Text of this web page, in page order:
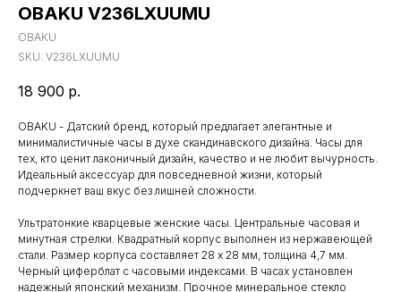
OBAKU V236LXUUMU
OBAKU
SKU: V236LXUUMU
18 900 р.
OBAKU - Датский бренд, который предлагает элегантные и
минималистичные часы в духе скандинавского дизайна. Часы для
тех, кто ценит лаконичный дизайн, качество и не любит вычурность.
Идеальный аксессуар для повседневной жизни, который
подчеркнет ваш вкус без лишней сложности.
Ультратонкие кварцевые женские часы. Центральные часовая и
минутная стрелки. Квадратный корпус выполнен из нержавеющей
стали. Размер корпуса составляет 28 х 28 мм, толщина 4,7 мм.
Черный циферблат с часовыми индексами. В часах установлен
надежный японский механизм. Прочное минеральное стекло